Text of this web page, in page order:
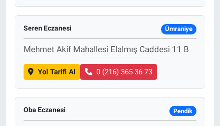
Seren Eczanesi Ümraniye
Mehmet Akif Mahallesi Elalmış Caddesi 11 B
Yol Tarifi Al 0 (216) 365 36 73
Oba Eczanesi Pendik